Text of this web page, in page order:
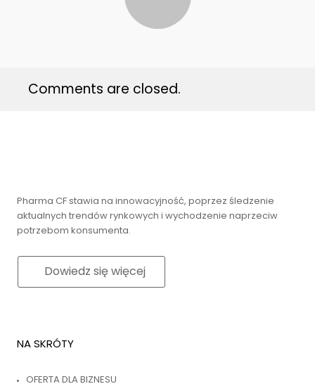
Comments are closed.
Pharma CF stawia na innowacyjność, poprzez śledzenie
aktualnych trendów rynkowych i wychodzenie naprzeciw
potrzebom konsumenta.
Dowiedz się więcej
NA SKRÓTY
OFERTA DLA BIZNESU